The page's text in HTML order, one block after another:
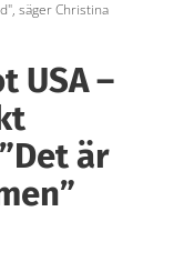
säger Christina
USA –
är